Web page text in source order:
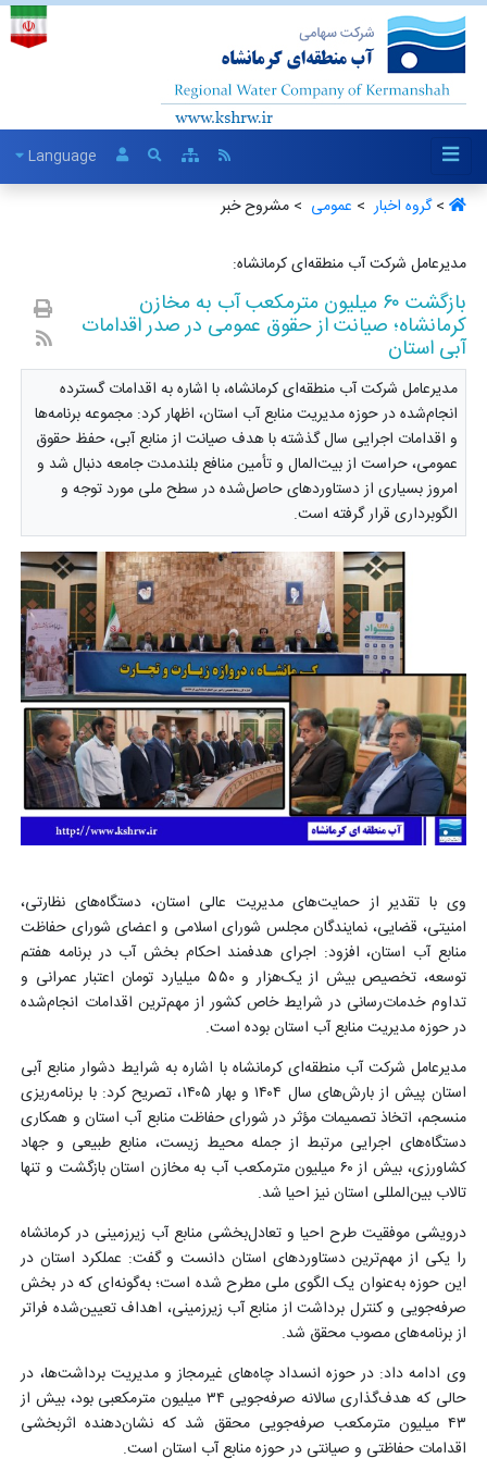
Language
>گروه اخبار ‏ > عمومی ‏ > مشروح خبر
مدیرعامل شرکت آب منطقه‌ای کرمانشاه:
بازگشت ۶۰ میلیون مترمکعب آب به مخازن
کرمانشاه؛ صیانت از حقوق عمومی در صدر اقدامات
آبی استان
مدیرعامل شرکت آب منطقه‌ای کرمانشاه، با اشاره به اقدامات گسترده
انجام‌شده در حوزه مدیریت منابع آب استان، اظهار کرد: مجموعه برنامه‌ها
و اقدامات اجرایی سال گذشته با هدف صیانت از منابع آبی، حفظ حقوق
عمومی، حراست از بیت‌المال و تأمین منافع بلندمدت جامعه دنبال شد و
امروز بسیاری از دستاوردهای حاصل‌شده در سطح ملی مورد توجه و
الگوبرداری قرار گرفته است.
وی با تقدیر از حمایت‌های مدیریت عالی استان، دستگاه‌های نظارتی،
امنیتی، قضایی، نمایندگان مجلس شورای اسلامی و اعضای شورای حفاظت
منابع آب استان، افزود: اجرای هدفمند احکام بخش آب در برنامه هفتم
توسعه، تخصیص بیش از یک‌هزار و ۵۵۰ میلیارد تومان اعتبار عمرانی و
تداوم خدمات‌رسانی در شرایط خاص کشور از مهم‌ترین اقدامات انجام‌شده
در حوزه مدیریت منابع آب استان بوده است.
مدیرعامل شرکت آب منطقه‌ای کرمانشاه با اشاره به شرایط دشوار منابع آبی
استان پیش از بارش‌های سال ۱۴۰۴ و بهار ۱۴۰۵، تصریح کرد: با برنامه‌ریزی
منسجم، اتخاذ تصمیمات مؤثر در شورای حفاظت منابع آب استان و همکاری
دستگاه‌های اجرایی مرتبط از جمله محیط زیست، منابع طبیعی و جهاد
کشاورزی، بیش از ۶۰ میلیون مترمکعب آب به مخازن استان بازگشت و تنها
تالاب بین‌المللی استان نیز احیا شد.
درویشی موفقیت طرح احیا و تعادل‌بخشی منابع آب زیرزمینی در کرمانشاه
را یکی از مهم‌ترین دستاوردهای استان دانست و گفت: عملکرد استان در
این حوزه به‌عنوان یک الگوی ملی مطرح شده است؛ به‌گونه‌ای که در بخش
صرفه‌جویی و کنترل برداشت از منابع آب زیرزمینی، اهداف تعیین‌شده فراتر
از برنامه‌های مصوب محقق شد.
وی ادامه داد: در حوزه انسداد چاه‌های غیرمجاز و مدیریت برداشت‌ها، در
حالی که هدف‌گذاری سالانه صرفه‌جویی ۳۴ میلیون مترمکعبی بود، بیش از
۴۳ میلیون مترمکعب صرفه‌جویی محقق شد که نشان‌دهنده اثربخشی
اقدامات حفاظتی و صیانتی در حوزه منابع آب استان است.